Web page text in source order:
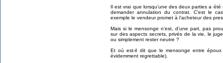
Il est vrai que lorsqu’une des deux parties a
demander annulation du contrat. C’est le
exemple le vendeur promet à l’acheteur des
Mais si le mensonge n’est, d’une part, pas
sur des aspects secrets, privés de la vie, le
ou simplement rester neutre ?
Et où est-il dit que le mensonge entre
évidemment regrettable).